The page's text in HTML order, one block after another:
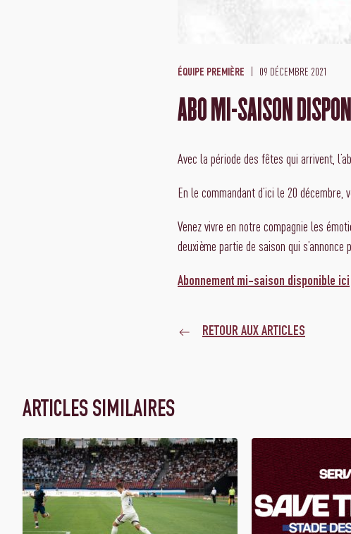
ÉQUIPE PREMIÈRE 09 DÉCEMBRE 2021
ABO MI-SAISON
Avec la période des fêtes qui arrivent,
En le commandant d’ici le 20
Venez vivre en notre compagnie les
deuxième partie de saison qui s’annonce
Abonnement mi-saison disponible ici
RETOUR AUX ARTICLES
ARTICLES SIMILAIRES